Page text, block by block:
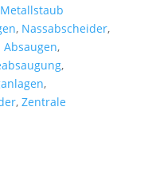
Metallstaub
, Nassabscheider,
,
,
,
, Zentrale